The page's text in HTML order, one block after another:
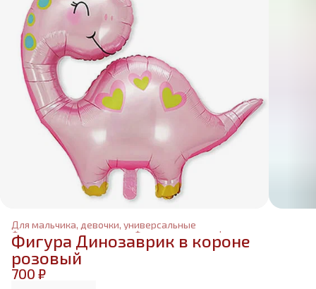
Для мальчика, девочки, универсальные
Фольгированные фигуры
Фольгированные шары
Главная
Фигура Динозаврик в короне
розовый
700 ₽